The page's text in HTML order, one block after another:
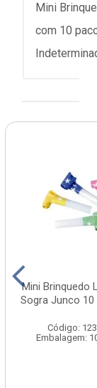
Mini
com 10
Mini Brinquedo
Sogra Junco 10
Código:
Embalagem: